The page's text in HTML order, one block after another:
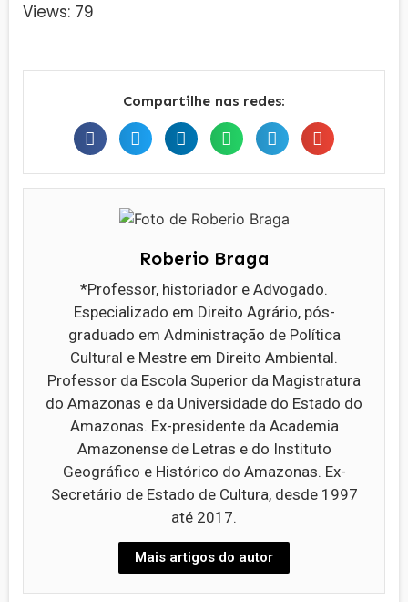
Views: 79
Compartilhe nas redes:
Roberio Braga
*Professor, historiador e Advogado.
Especializado em Direito Agrário, pós-
graduado em Administração de Política
Cultural e Mestre em Direito Ambiental.
Professor da Escola Superior da Magistratura
do Amazonas e da Universidade do Estado do
Amazonas. Ex-presidente da Academia
Amazonense de Letras e do Instituto
Geográfico e Histórico do Amazonas. Ex-
Secretário de Estado de Cultura, desde 1997
até 2017.
Mais artigos do autor